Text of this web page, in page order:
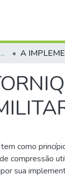
PRAÇAS - CFP - 2023
como
compressão
sua